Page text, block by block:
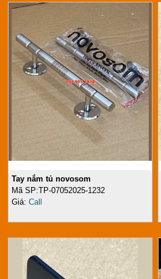
Tay nắm tủ novosom
Mã SP:TP-07052025-1232
Giá: Call